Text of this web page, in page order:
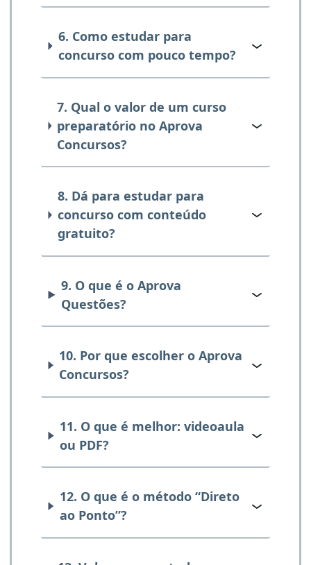
6. Como estudar para
concurso com pouco tempo?
7. Qual o valor de um curso
preparatório no Aprova
Concursos?
8. Dá para estudar para
concurso com conteúdo
gratuito?
9. O que é o Aprova
Questões?
10. Por que escolher o Aprova
Concursos?
11. O que é melhor: videoaula
ou PDF?
12. O que é o método “Direto
ao Ponto”?